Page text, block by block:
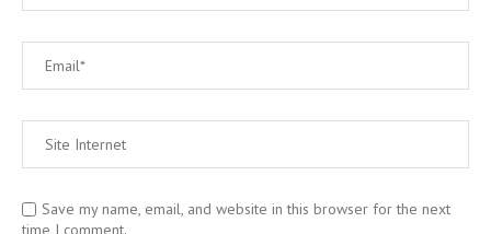
Save my name, email, and website in this browser for the next
time I comment.